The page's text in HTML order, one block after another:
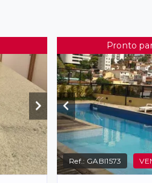
Pronto
Ref.: GABI1573